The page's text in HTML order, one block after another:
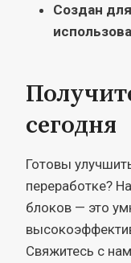
Создан
сегодня
Готовы
переработке?
блоков — это
Свяжитесь с